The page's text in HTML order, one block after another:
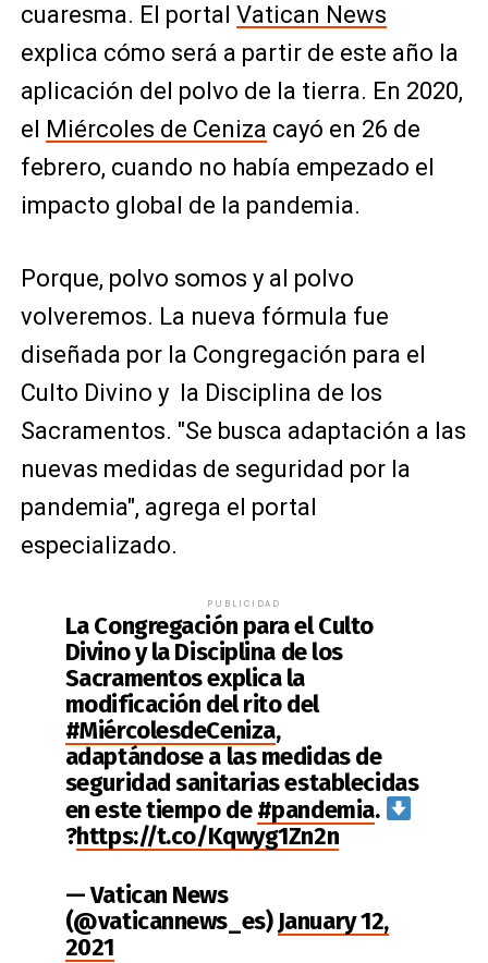
cuaresma. El portal Vatican News
explica cómo será a partir de este año la
aplicación del polvo de la tierra. En 2020,
el Miércoles de Ceniza cayó en 26 de
febrero, cuando no había empezado el
impacto global de la pandemia.
Porque, polvo somos y al polvo
volveremos. La nueva fórmula fue
diseñada por la Congregación para el
Culto Divino y la Disciplina de los
Sacramentos. "Se busca adaptación a las
nuevas medidas de seguridad por la
pandemia", agrega el portal
especializado.
PUBLICIDAD
La Congregación para el Culto
Divino y la Disciplina de los
Sacramentos explica la
modificación del rito del
#MiércolesdeCeniza,
adaptándose a las medidas de
seguridad sanitarias establecidas
en este tiempo de#pandemia.
?https://t.co/Kqwyg1Zn2n
— Vatican News
(@vaticannews_es)January 12,
2021